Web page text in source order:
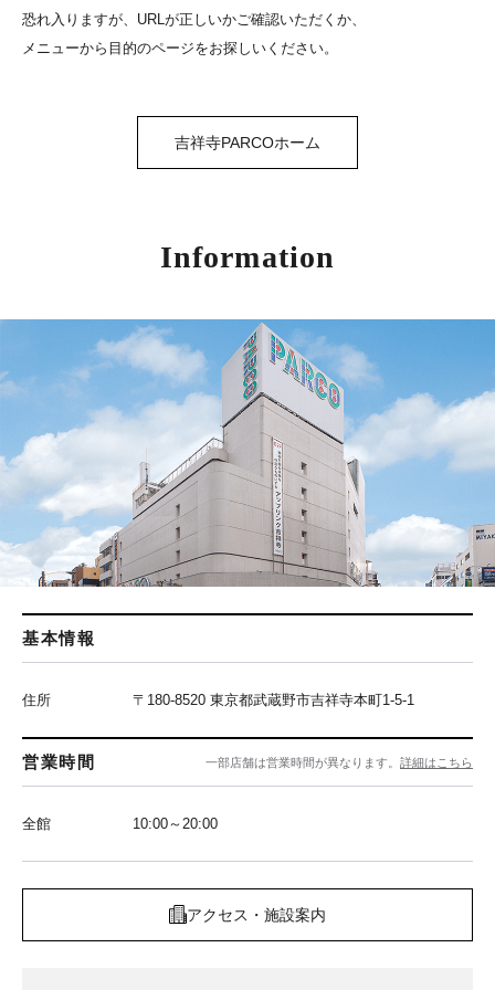
恐れ入りますが、URLが正しいかご確認いただくか、
メニューから目的のページをお探しいください。
吉祥寺PARCOホーム
Information
基本情報
住所 〒180-8520 東京都武蔵野市吉祥寺本町1-5-1
営業時間 一部店舗は営業時間が異なります。 詳細はこちら
全館 10:00～20:00
アクセス・施設案内